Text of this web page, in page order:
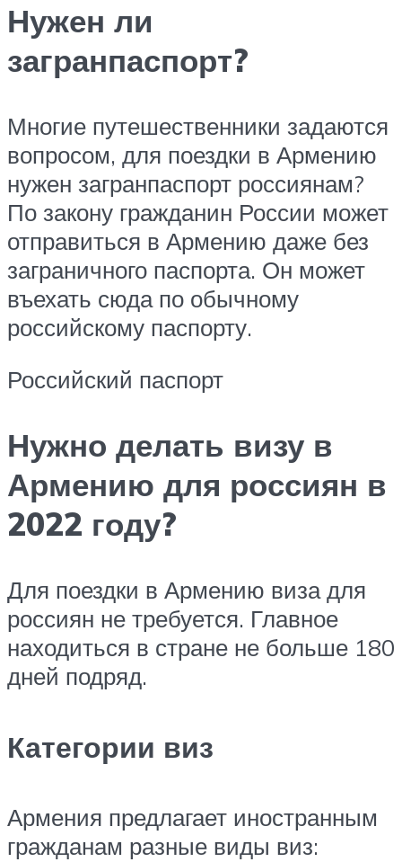
Нужен ли
загранпаспорт?
Многие путешественники задаются
вопросом, для поездки в Армению
нужен загранпаспорт россиянам?
По закону гражданин России может
отправиться в Армению даже без
заграничного паспорта. Он может
въехать сюда по обычному
российскому паспорту.
Российский паспорт
Нужно делать визу в
Армению для россиян в
2022 году?
Для поездки в Армению виза для
россиян не требуется. Главное
находиться в стране не больше 180
дней подряд.
Категории виз
Армения предлагает иностранным
гражданам разные виды виз: